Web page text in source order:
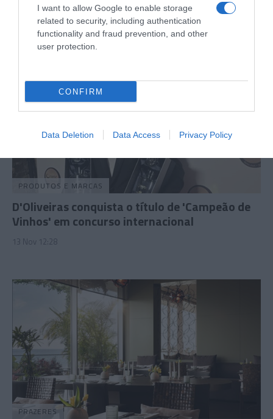
I want to allow Google to enable storage
related to security, including authentication
functionality and fraud prevention, and other
user protection.
CONFIRM
Data Deletion Data Access Privacy Policy
20 Nov 16:19
PRODUTOS E MARCAS
D'Oliveiras conquista o título de 'Campeão de
Vinhos' em concurso internacional
13 Nov 12:28
PRAZERES